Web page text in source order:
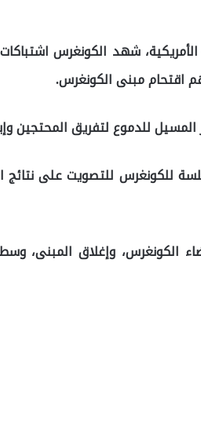
شهد الكونغرس
اقتحام مبنى الكونغرس.
للدموع لتفريق المحتجين
للكونغرس للتصويت على نتائج
الكونغرس، وإغلاق المبنى،